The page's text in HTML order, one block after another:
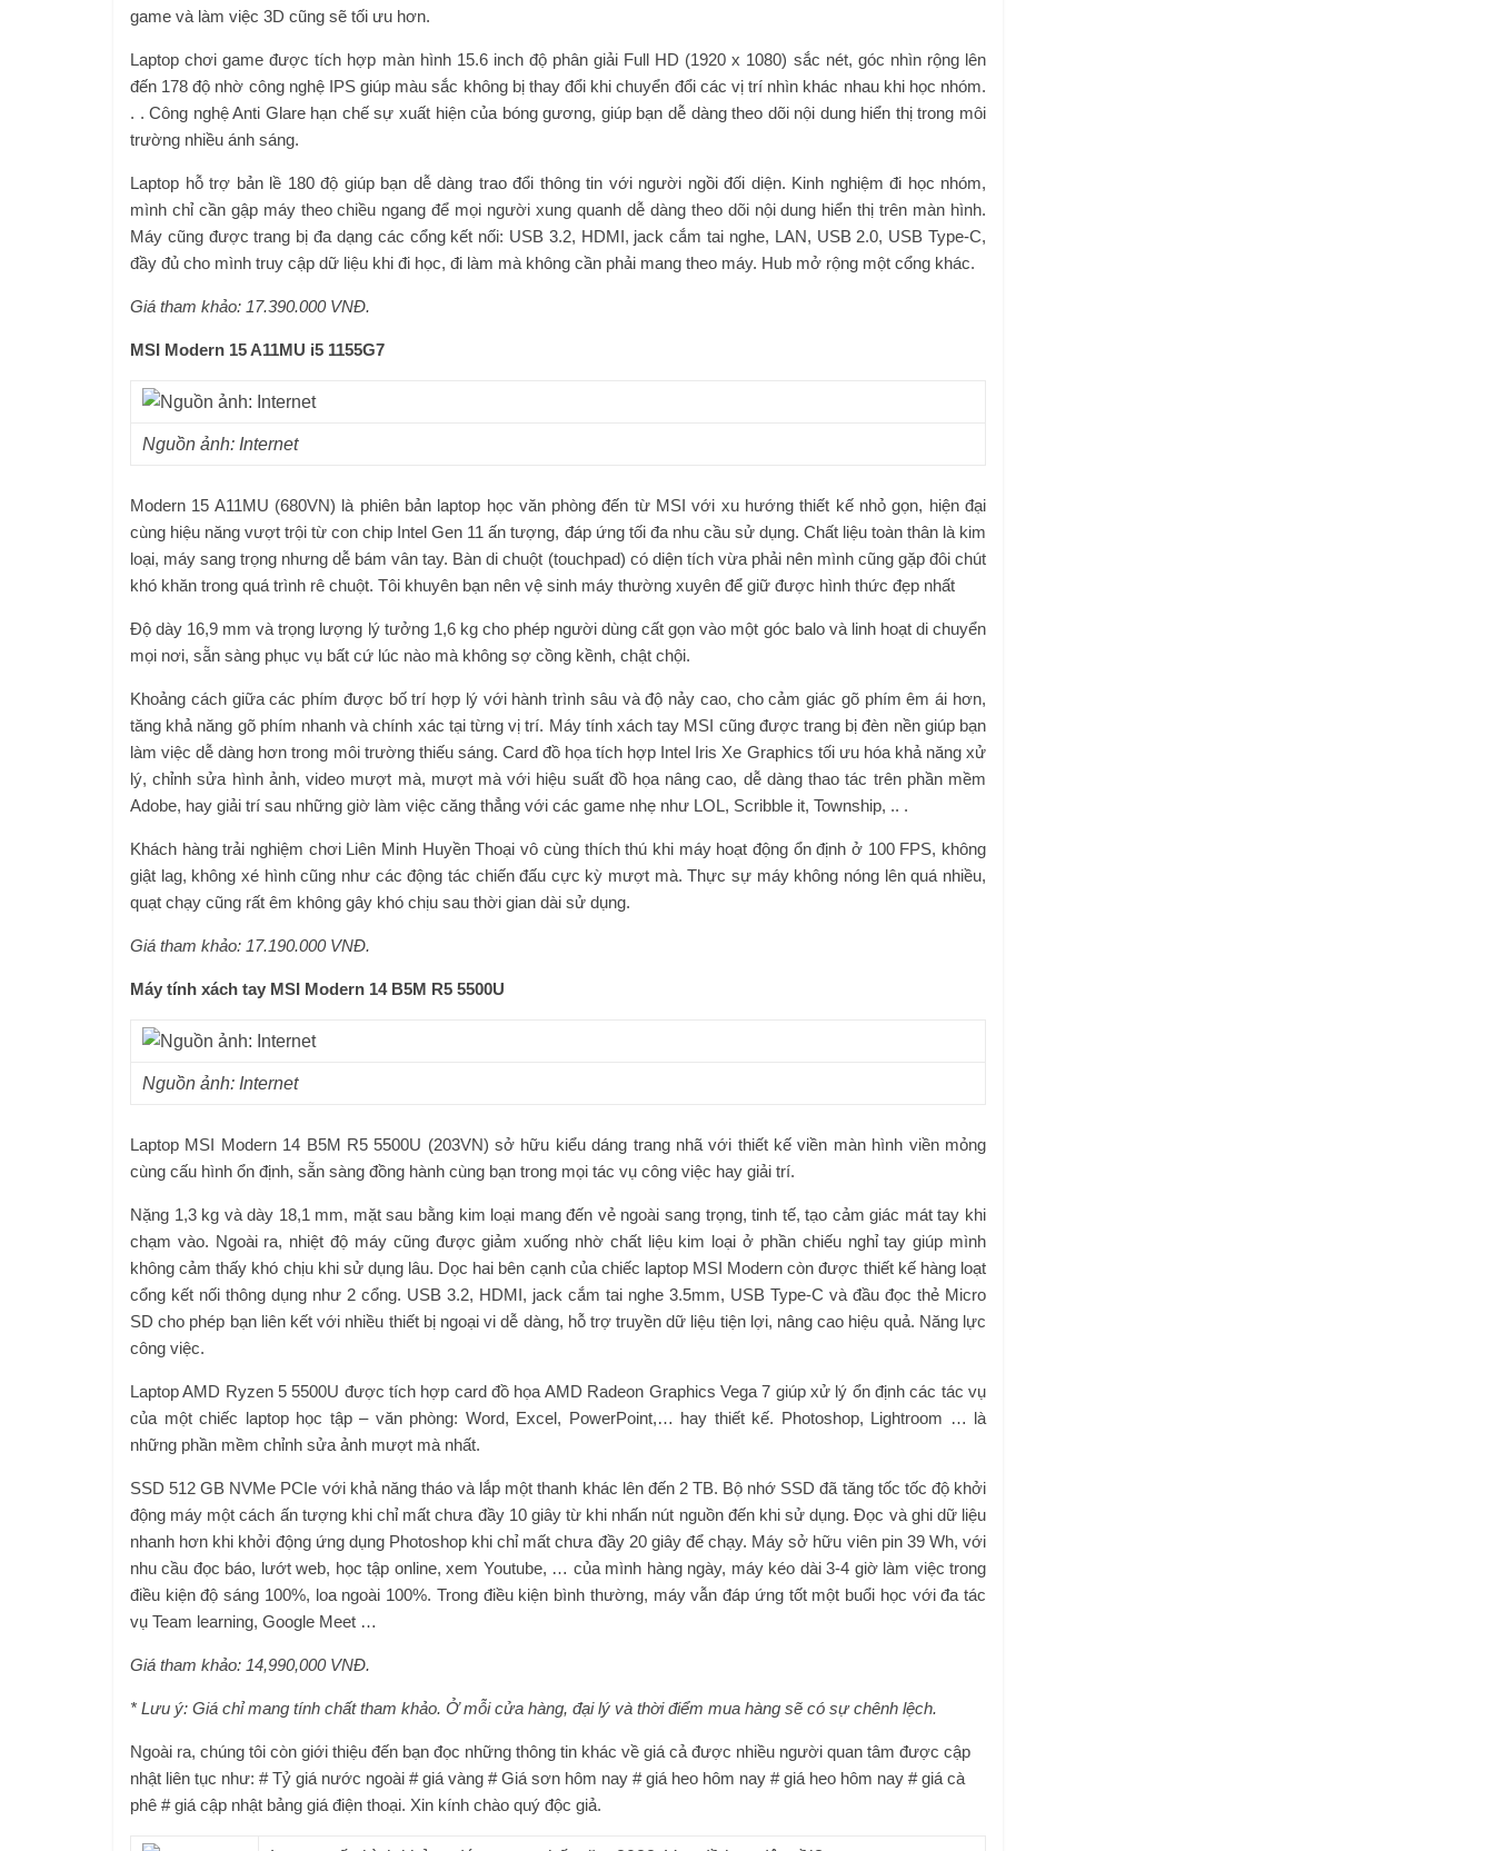
game và làm việc 3D cũng sẽ tối ưu hơn.
Laptop chơi game được tích hợp màn hình 15.6 inch độ phân giải Full HD (1920 x 1080) sắc nét, góc nhìn rộng lên
đến 178 độ nhờ công nghệ IPS giúp màu sắc không bị thay đổi khi chuyển đổi các vị trí nhìn khác nhau khi học nhóm.
. . Công nghệ Anti Glare hạn chế sự xuất hiện của bóng gương, giúp bạn dễ dàng theo dõi nội dung hiển thị trong môi
trường nhiều ánh sáng.
Laptop hỗ trợ bản lề 180 độ giúp bạn dễ dàng trao đổi thông tin với người ngồi đối diện. Kinh nghiệm đi học nhóm,
mình chỉ cần gập máy theo chiều ngang để mọi người xung quanh dễ dàng theo dõi nội dung hiển thị trên màn hình.
Máy cũng được trang bị đa dạng các cổng kết nối: USB 3.2, HDMI, jack cắm tai nghe, LAN, USB 2.0, USB Type-C,
đầy đủ cho mình truy cập dữ liệu khi đi học, đi làm mà không cần phải mang theo máy. Hub mở rộng một cổng khác.
Giá tham khảo: 17.390.000 VNĐ.
MSI Modern 15 A11MU i5 1155G7
Nguồn ảnh: Internet
Modern 15 A11MU (680VN) là phiên bản laptop học văn phòng đến từ MSI với xu hướng thiết kế nhỏ gọn, hiện đại
cùng hiệu năng vượt trội từ con chip Intel Gen 11 ấn tượng, đáp ứng tối đa nhu cầu sử dụng. Chất liệu toàn thân là kim
loại, máy sang trọng nhưng dễ bám vân tay. Bàn di chuột (touchpad) có diện tích vừa phải nên mình cũng gặp đôi chút
khó khăn trong quá trình rê chuột. Tôi khuyên bạn nên vệ sinh máy thường xuyên để giữ được hình thức đẹp nhất
Độ dày 16,9 mm và trọng lượng lý tưởng 1,6 kg cho phép người dùng cất gọn vào một góc balo và linh hoạt di chuyển
mọi nơi, sẵn sàng phục vụ bất cứ lúc nào mà không sợ cồng kềnh, chật chội.
Khoảng cách giữa các phím được bố trí hợp lý với hành trình sâu và độ nảy cao, cho cảm giác gõ phím êm ái hơn,
tăng khả năng gõ phím nhanh và chính xác tại từng vị trí. Máy tính xách tay MSI cũng được trang bị đèn nền giúp bạn
làm việc dễ dàng hơn trong môi trường thiếu sáng. Card đồ họa tích hợp Intel Iris Xe Graphics tối ưu hóa khả năng xử
lý, chỉnh sửa hình ảnh, video mượt mà, mượt mà với hiệu suất đồ họa nâng cao, dễ dàng thao tác trên phần mềm
Adobe, hay giải trí sau những giờ làm việc căng thẳng với các game nhẹ như LOL, Scribble it, Township, .. .
Khách hàng trải nghiệm chơi Liên Minh Huyền Thoại vô cùng thích thú khi máy hoạt động ổn định ở 100 FPS, không
giật lag, không xé hình cũng như các động tác chiến đấu cực kỳ mượt mà. Thực sự máy không nóng lên quá nhiều,
quạt chạy cũng rất êm không gây khó chịu sau thời gian dài sử dụng.
Giá tham khảo: 17.190.000 VNĐ.
Máy tính xách tay MSI Modern 14 B5M R5 5500U
Nguồn ảnh: Internet
Laptop MSI Modern 14 B5M R5 5500U (203VN) sở hữu kiểu dáng trang nhã với thiết kế viền màn hình viền mỏng
cùng cấu hình ổn định, sẵn sàng đồng hành cùng bạn trong mọi tác vụ công việc hay giải trí.
Nặng 1,3 kg và dày 18,1 mm, mặt sau bằng kim loại mang đến vẻ ngoài sang trọng, tinh tế, tạo cảm giác mát tay khi
chạm vào. Ngoài ra, nhiệt độ máy cũng được giảm xuống nhờ chất liệu kim loại ở phần chiếu nghỉ tay giúp mình
không cảm thấy khó chịu khi sử dụng lâu. Dọc hai bên cạnh của chiếc laptop MSI Modern còn được thiết kế hàng loạt
cổng kết nối thông dụng như 2 cổng. USB 3.2, HDMI, jack cắm tai nghe 3.5mm, USB Type-C và đầu đọc thẻ Micro
SD cho phép bạn liên kết với nhiều thiết bị ngoại vi dễ dàng, hỗ trợ truyền dữ liệu tiện lợi, nâng cao hiệu quả. Năng lực
công việc.
Laptop AMD Ryzen 5 5500U được tích hợp card đồ họa AMD Radeon Graphics Vega 7 giúp xử lý ổn định các tác vụ
của một chiếc laptop học tập – văn phòng: Word, Excel, PowerPoint,… hay thiết kế. Photoshop, Lightroom … là
những phần mềm chỉnh sửa ảnh mượt mà nhất.
SSD 512 GB NVMe PCIe với khả năng tháo và lắp một thanh khác lên đến 2 TB. Bộ nhớ SSD đã tăng tốc tốc độ khởi
động máy một cách ấn tượng khi chỉ mất chưa đầy 10 giây từ khi nhấn nút nguồn đến khi sử dụng. Đọc và ghi dữ liệu
nhanh hơn khi khởi động ứng dụng Photoshop khi chỉ mất chưa đầy 20 giây để chạy. Máy sở hữu viên pin 39 Wh, với
nhu cầu đọc báo, lướt web, học tập online, xem Youtube, … của mình hàng ngày, máy kéo dài 3-4 giờ làm việc trong
điều kiện độ sáng 100%, loa ngoài 100%. Trong điều kiện bình thường, máy vẫn đáp ứng tốt một buổi học với đa tác
vụ Team learning, Google Meet …
Giá tham khảo: 14,990,000 VNĐ.
* Lưu ý: Giá chỉ mang tính chất tham khảo. Ở mỗi cửa hàng, đại lý và thời điểm mua hàng sẽ có sự chênh lệch.
Ngoài ra, chúng tôi còn giới thiệu đến bạn đọc những thông tin khác về giá cả được nhiều người quan tâm được cập
nhật liên tục như: # Tỷ giá nước ngoài # giá vàng # Giá sơn hôm nay # giá heo hôm nay # giá heo hôm nay # giá cà
phê # giá cập nhật bảng giá điện thoại. Xin kính chào quý độc giả.